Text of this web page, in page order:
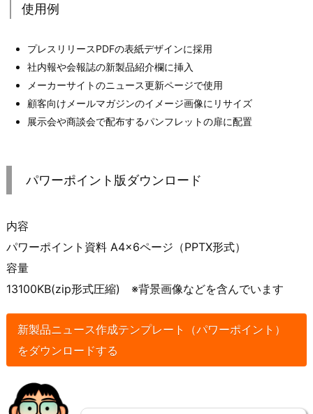
使用例
プレスリリースPDFの表紙デザインに採用
社内報や会報誌の新製品紹介欄に挿入
メーカーサイトのニュース更新ページで使用
顧客向けメールマガジンのイメージ画像にリサイズ
展示会や商談会で配布するパンフレットの扉に配置
パワーポイント版ダウンロード
内容
パワーポイント資料 A4×6ページ（PPTX形式）
容量
13100KB(zip形式圧縮) ※背景画像などを含んでいます
新製品ニュース作成テンプレート（パワーポイント）
をダウンロードする